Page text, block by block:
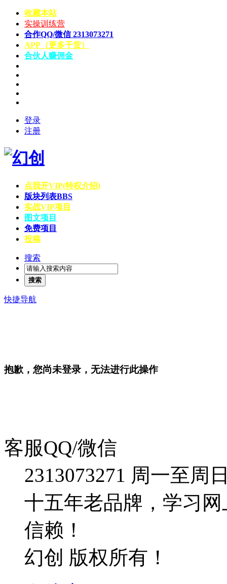
收藏本站
实操训练营
合作QQ/微信 2313073271
APP（更多干货）
合伙人赚佣金
登录
注册
点我开VIP(特权介绍)
版块列表BBS
实战VIP项目
图文项目
免费项目
投稿
搜索
搜索
快捷导航
抱歉，您尚未登录，无法进行此操作
客服QQ/微信
2313073271 周一至周
十五年老品牌，学习
信赖！
幻创 版权所有！